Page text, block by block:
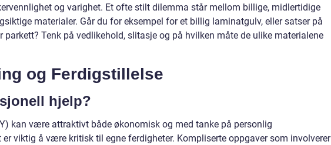
og varighet. Et ofte stilt dilemma står mellom billige, midlertidige
materialer. Går du for eksempel for et billig laminatgulv, eller satser på
parkett? Tenk på vedlikehold, slitasje og på hvilken måte de ulike materialene
og Ferdigstillelse
hjelp?
kan være attraktivt både økonomisk og med tanke på personlig
viktig å være kritisk til egne ferdigheter. Kompliserte oppgaver som involverer